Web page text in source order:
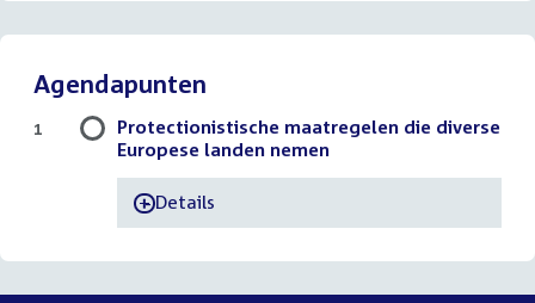
Agendapunten
Protectionistische maatregelen die diverse
Europese landen nemen
-Details
1